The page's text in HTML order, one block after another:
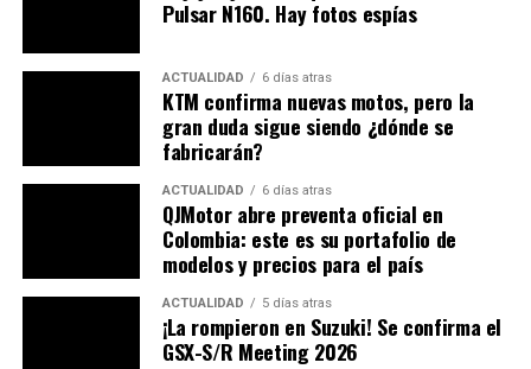
altura, y en la profundidad un abismo de casi 200 mts
avisaba hasta donde bajaríamos.
Con la luz del atardecer la vegetaciónadquiere tonos
, un mágico panorama que parecía dibujado por
las manos del creador: montañas tapizadas de arbustos
y abajo árboles frondosos. En tan sublime belleza,
llegamos a nuestro lugar de destino y en tal paraíso no
se puede dejar de pensar en lapequeñez del ser
Pulsar N160. Hay fotos espías
ACTUALIDAD 6 días atras
KTM confirma nuevas motos, pero la
gran duda sigue siendo ¿dónde se
fabricarán?
ACTUALIDAD 6 días atras
QJMotor abre preventa oficial en
Colombia: este es su portafolio de
modelos y precios para el país
ACTUALIDAD 5 días atras
¡La rompieron en Suzuki! Se confirma el
GSX-S/R Meeting 2026